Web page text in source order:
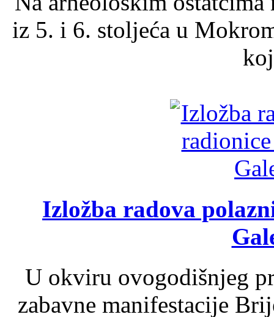
iz 5. i 6. stoljeća u
Izložba radova
U okviru ovogodišnjeg
zabavne manifestacije